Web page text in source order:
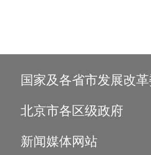
国家及各省市发展改
北京市各区级政府
新闻媒体网站